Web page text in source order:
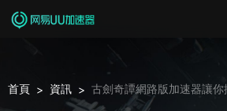
首頁 > 資訊 > 古劍奇譚網路版加速器讓你
界！